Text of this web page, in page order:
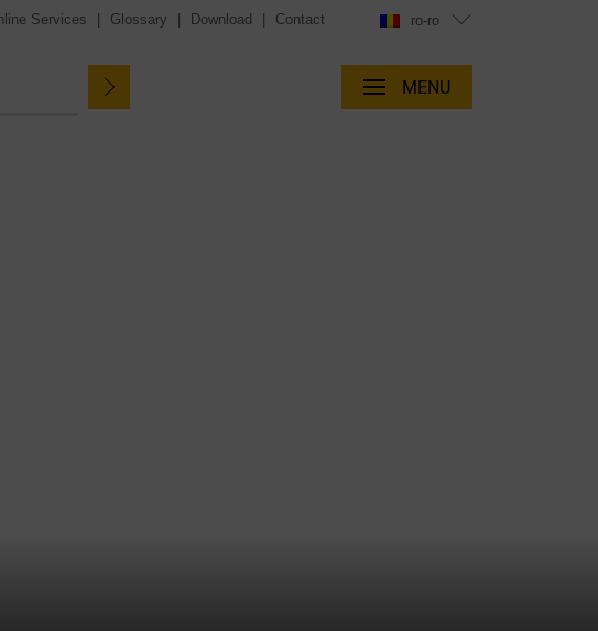
Services Glossary Download Contact ro-ro
MENU